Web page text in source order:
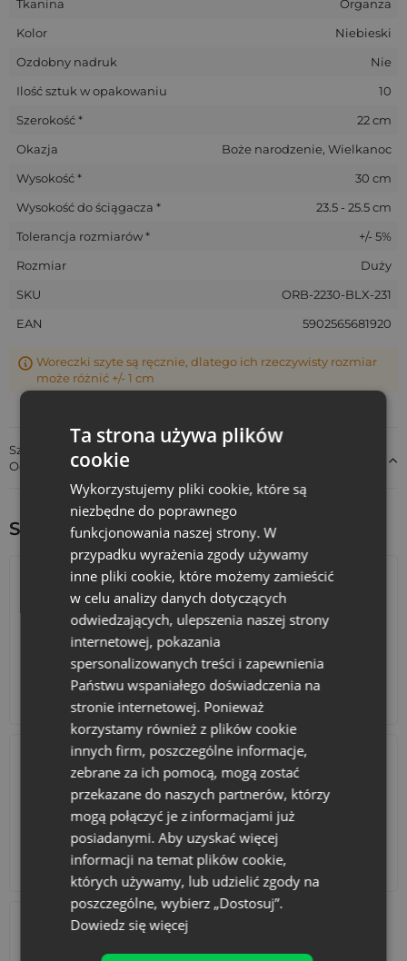
Tkanina
Organza
Kolor
Niebieski
Ozdobny nadruk
Nie
Ilość sztuk w opakowaniu
10
Szerokość *
22 cm
Okazja
Boże narodzenie, Wielkanoc
Wysokość *
30 cm
Wysokość do ściągacza *
23.5 - 25.5 cm
Tolerancja rozmiarów *
+/- 5%
Rozmiar
Duży
SKU
ORB-2230-BLX-231
EAN
5902565681920
Woreczki szyte są ręcznie, dlatego ich rzeczywisty rozmiar
może różnić +/- 1 cm
Szczegóły dotyczące zgodności produktu z przepisami:
Odpowiedzialność za produkt
Sprawdź inne ciekawe produkty:
Kalendarze adwentowe
Akcesoria i dekoracje Zestawy
Ta strona używa plików
cookie
Wykorzystujemy pliki cookie, które są
niezbędne do poprawnego
funkcjonowania naszej strony. W
przypadku wyrażenia zgody używamy
inne pliki cookie, które możemy zamieścić
w celu analizy danych dotyczących
odwiedzających, ulepszenia naszej strony
internetowej, pokazania
spersonalizowanych treści i zapewnienia
Państwu wspaniałego doświadczenia na
stronie internetowej. Ponieważ
korzystamy również z plików cookie
innych firm, poszczególne informacje,
zebrane za ich pomocą, mogą zostać
przekazane do naszych partnerów, którzy
mogą połączyć je z informacjami już
posiadanymi. Aby uzyskać więcej
informacji na temat plików cookie,
których używamy, lub udzielić zgody na
poszczególne, wybierz „Dostosuj”.
Dowiedz się więcej